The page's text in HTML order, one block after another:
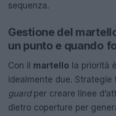
sequenza.
Gestione del
un punto e quando
Con il martello la priorità
idealmente due. Strategie
guardper creare linee
dietro coperture per